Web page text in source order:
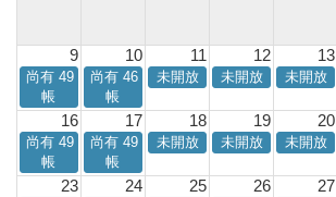
尚有 49
帳
尚有 46
帳
未開放 未開放 未開放
尚有 49
帳
尚有 49
帳
未開放 未開放 未開放
9 10 11 12 13
16 17 18 19 20
23 24 25 26 27